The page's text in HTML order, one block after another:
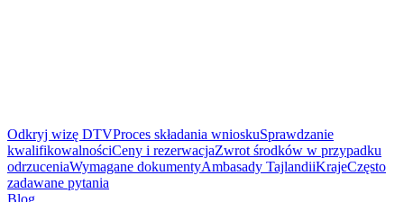
Odkryj wizę DTVProces składania wnioskuSprawdzanie
kwalifikowalnościCeny i rezerwacjaZwrot środków w przypadku
odrzuceniaWymagane dokumentyAmbasady TajlandiiKrajeCzęsto
zadawane pytania
Blog